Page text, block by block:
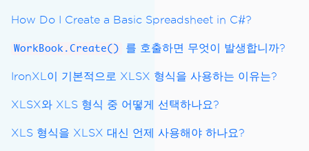
How Do I Create a Basic Spreadsheet in C#?
WorkBook.Create() 를 호출하면 무엇이 발생합니까?
IronXL이 기본적으로 XLSX 형식을 사용하는 이유는?
XLSX와 XLS 형식 중 어떻게 선택하나요?
XLS 형식을 XLSX 대신 언제 사용해야 하나요?